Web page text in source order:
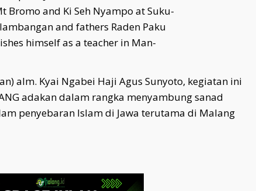
Bromo and Ki Seh Nyampo at Suku-
and fathers Raden Paku
himself as a teacher in Man-
alm. Kyai Ngabei Haji Agus Sunyoto, kegiatan ini
adakan dalam rangka menyambung sanad
penyebaran Islam di Jawa terutama di Malang